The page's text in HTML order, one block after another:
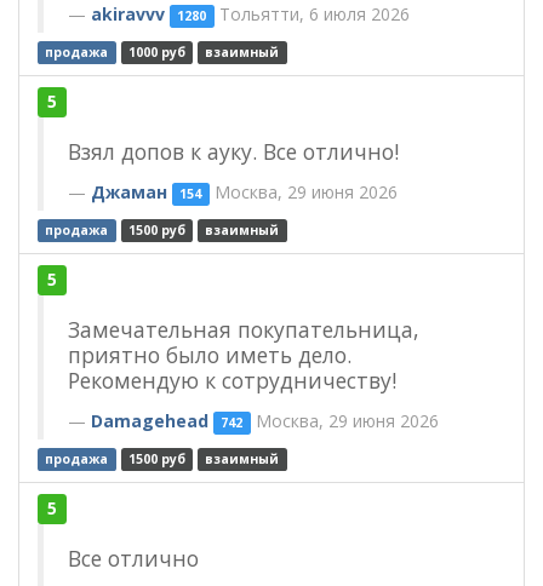
akiravvv 1280 Тольятти, 6 июля 2026
продажа 1000 руб взаимный
5
Взял допов к ауку. Все отлично!
Джаман 154 Москва, 29 июня 2026
продажа 1500 руб взаимный
5
Замечательная покупательница,
приятно было иметь дело.
Рекомендую к сотрудничеству!
Damagehead 742 Москва, 29 июня 2026
продажа 1500 руб взаимный
5
Все отлично